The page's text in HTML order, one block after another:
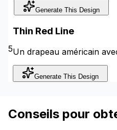
Generate This Design
5
Thin Red Line
Un drapeau américain
Generate This Design
Conseils pour